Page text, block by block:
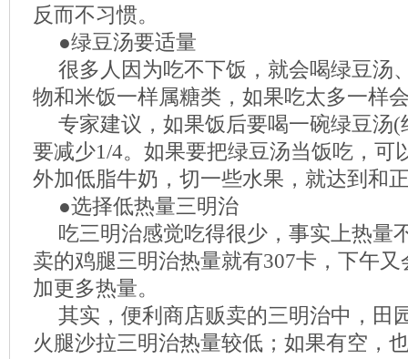
反而不习惯。
●绿豆汤要适量
很多人因为吃不下饭，就会喝绿豆汤
物和米饭一样属糖类，如果吃太多一样
专家建议，如果饭后要喝一碗绿豆汤(
要减少1/4。如果要把绿豆汤当饭吃，可
外加低脂牛奶，切一些水果，就达到和
●选择低热量三明治
吃三明治感觉吃得很少，事实上热量
卖的鸡腿三明治热量就有307卡，下午
加更多热量。
其实，便利商店贩卖的三明治中，田
火腿沙拉三明治热量较低；如果有空，